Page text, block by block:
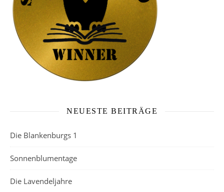
NEUESTE BEITRÄGE
Die Blankenburgs 1
Sonnenblumentage
Die Lavendeljahre